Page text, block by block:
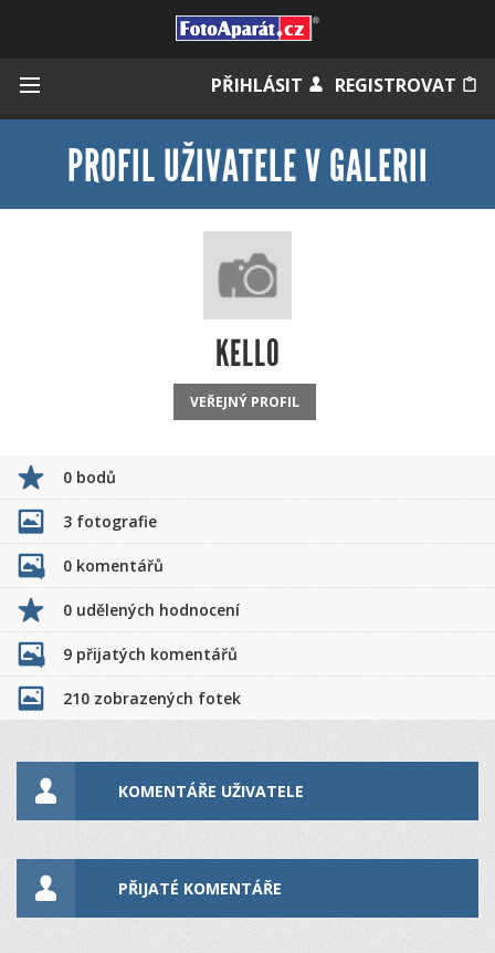
PŘIHLÁSIT REGISTROVAT
Zapomněli jste heslo?
Měli jste účet na starém webu?
PROFIL UŽIVATELE V GALERII
KELLO
VEŘEJNÝ PROFIL
0 bodů
3 fotografie
0 komentářů
0 udělených hodnocení
9 přijatých komentářů
210 zobrazených fotek
KOMENTÁŘE UŽIVATELE
PŘIJATÉ KOMENTÁŘE